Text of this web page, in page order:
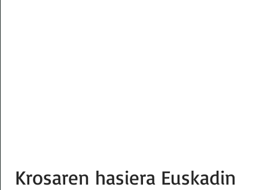
Krosaren hasiera Euskadin